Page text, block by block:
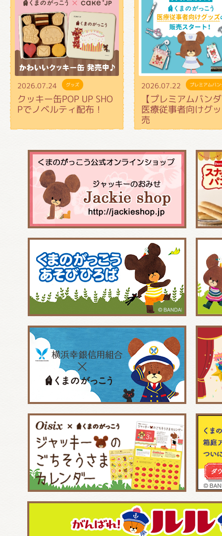
2026.07.24 グッズ
クッキー缶POP UP SHO
Pでノベルティ配布！
2026.07.22 プレミアムバ
【プレミアムバン
医療従事者向けグ
売